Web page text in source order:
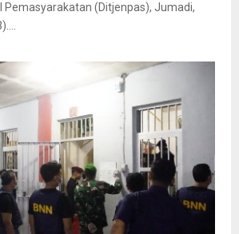
Pemasyarakatan (Ditjenpas), Jumadi,